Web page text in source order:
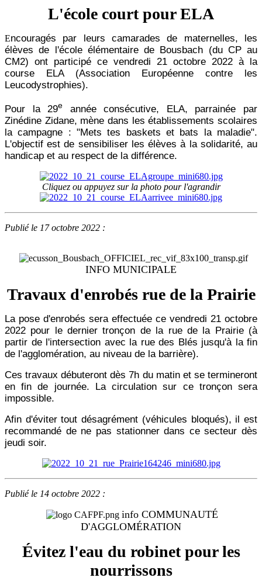
L'école court pour ELA
Encouragés par leurs camarades de maternelles, les
élèves de l'école élémentaire de Bousbach (du CP au
CM2) ont participé ce vendredi 21 octobre 2022 à la
course ELA (Association Européenne contre les
Leucodystrophies).
Pour la 29e
année consécutive, ELA, parrainée par
Zinédine Zidane, mène dans les établissements scolaires
la campagne : "Mets tes baskets et bats la maladie".
L'objectif est de sensibiliser les élèves à la solidarité, au
handicap et au respect de la différence.
Cliquez ou appuyez sur la photo pour l'agrandir
Publié le 17 octobre 2022 :
INFO MUNICIPALE
Travaux d'enrobés rue de la Prairie
La pose d'enrobés sera effectuée ce vendredi 21 octobre
2022 pour le dernier tronçon de la rue de la Prairie (à
partir de l'intersection avec la rue des Blés jusqu'à la fin
de l'agglomération, au niveau de la barrière).
Ces travaux débuteront dès 7h du matin et se termineront
en fin de journée. La circulation sur ce tronçon sera
impossible.
Afin d'éviter tout désagrément (véhicules bloqués), il est
recommandé de ne pas stationner dans ce secteur dès
jeudi soir.
Publié le 14 octobre 2022 :
info COMMUNAUTÉ
D'AGGLOMÉRATION
Évitez l'eau du robinet pour les
nourrissons